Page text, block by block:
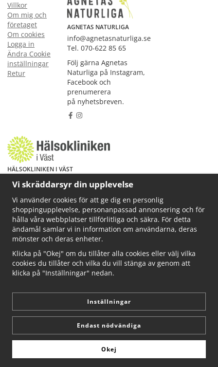
Villkor
Om mig och
företaget
Om cookies
Logga in
Ändra Cookie
inställningar
Retur
AGNETAS NATURLIGA
info@agnetasnaturliga.se
Tel. 070-622 85 65
Följ gärna Agnetas
Naturliga på Instagram,
Facebook och
prenumerera
på nyhetsbreven.
HÄLSOKLINIKEN I VÄST
Har du hälsoproblem? Fråga mig!
info@ahkliniken.se eller ring 070-622 85 65
Läs gärna mer på www.ahkliniken.se
Drift & produktion:Wikinggruppen
Vi skräddarsyr din upplevelse
Vi använder cookies för att ge dig en personlig
shoppingupplevelse, personanpassad annonsering och för
hålla våra webbplatser tillförlitliga och säkra. För detta
ändamål samlar vi in information om användarna, deras
mönster och deras enheter.
Klicka på "Okej" om du tillåter alla cookies eller välj vilka
cookies du tillåter och vilka du vill stänga av genom att
klicka på "Inställningar" nedan.
Inställningar
Endast nödvändiga
Okej